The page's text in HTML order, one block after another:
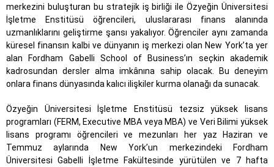
merkezini buluşturan bu stratejik iş birliği ile Özyeğin Üniversitesi
İşletme Enstitüsü öğrencileri, uluslararası finans alanında
uzmanlıklarını geliştirme şansı yakalıyor. Öğrenciler aynı zamanda
küresel finansın kalbi ve dünyanın iş merkezi olan New York’ta yer
alan Fordham Gabelli School of Business’ın seçkin akademik
kadrosundan dersler alma imkânına sahip olacak. Bu deneyim
onlara finans dünyasında kalıcı ilişkiler kurma olanağı da sunacak.
Özyeğin Üniversitesi İşletme Enstitüsü tezsiz yüksek lisans
programları (FERM, Executive MBA veya MBA) ve Veri Bilimi yüksek
lisans programı öğrencileri ve mezunları her yaz Haziran ve
Temmuz aylarında New York’un merkezindeki Fordham
Üniversitesi Gabelli İşletme Fakültesinde yürütülen ve 7 hafta